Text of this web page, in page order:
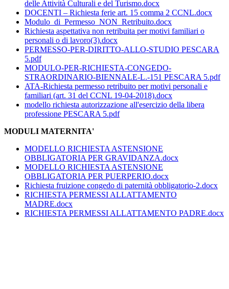
delle Attività Culturali e del Turismo.docx
DOCENTI – Richiesta ferie art. 15 comma 2 CCNL.docx
Modulo_di_Permesso_NON_Retribuito.docx
Richiesta aspettativa non retribuita per motivi familiari o
personali o di lavoro(3).docx
PERMESSO-PER-DIRITTO-ALLO-STUDIO PESCARA
5.pdf
MODULO-PER-RICHIESTA-CONGEDO-
STRAORDINARIO-BIENNALE-L.-151 PESCARA 5.pdf
ATA-Richiesta permesso retribuito per motivi personali e
familiari (art. 31 del CCNL 19-04-2018).docx
modello richiesta autorizzazione all'esercizio della libera
professione PESCARA 5.pdf
MODULI MATERNITA'
MODELLO RICHIESTA ASTENSIONE
OBBLIGATORIA PER GRAVIDANZA.docx
MODELLO RICHIESTA ASTENSIONE
OBBLIGATORIA PER PUERPERIO.docx
Richiesta fruizione congedo di paternità obbligatorio-2.docx
RICHIESTA PERMESSI ALLATTAMENTO
MADRE.docx
RICHIESTA PERMESSI ALLATTAMENTO PADRE.docx